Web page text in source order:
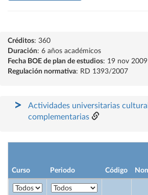
Créditos: 360
Duración: 6 años académicos
Fecha BOE de plan de estudios: 19 nov 2009
Regulación normativa: RD 1393/2007
Actividades universitarias
complementarias
Curso Periodo Código